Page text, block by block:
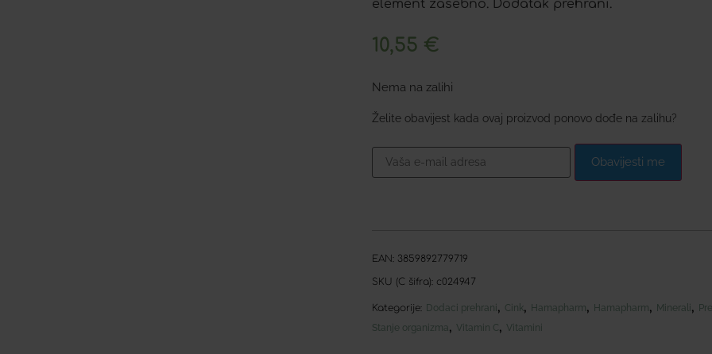
element zasebno. Dodatak prehrani.
10,55 €
Nema na zalihi
Želite obavijest kada ovaj proizvod ponovo dođe na zalihu?
Obavijesti me
EAN: 3859892779719
SKU (C šifra): c024947
Kategorije: Dodaci prehrani, Cink, Hamapharm, Hamapharm, Minerali,
Stanje organizma, Vitamin C , Vitamini